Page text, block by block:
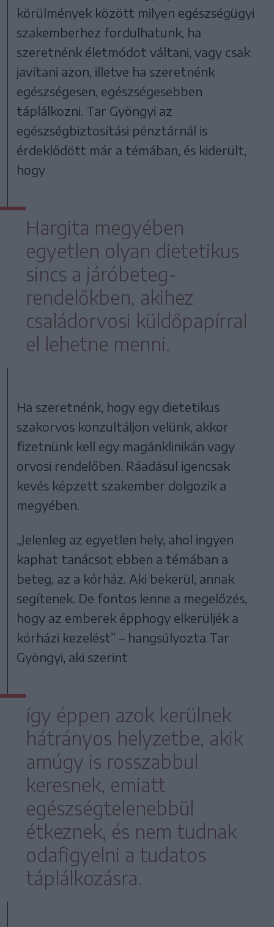
körülmények között milyen egészségügyi
szakemberhez fordulhatunk, ha
szeretnénk életmódot váltani, vagy csak
javítani azon, illetve ha szeretnénk
egészségesen, egészségesebben
táplálkozni. Tar Gyöngyi az
egészségbiztosítási pénztárnál is
érdeklődött már a témában, és kiderült,
hogy
Hargita megyében
egyetlen olyan dietetikus
sincs a járóbeteg-
rendelőkben, akihez
családorvosi küldőpapírral
el lehetne menni.
Ha szeretnénk, hogy egy dietetikus
szakorvos konzultáljon velünk, akkor
fizetnünk kell egy magánklinikán vagy
orvosi rendelőben. Ráadásul igencsak
kevés képzett szakember dolgozik a
megyében.
„Jelenleg az egyetlen hely, ahol ingyen
kaphat tanácsot ebben a témában a
beteg, az a kórház. Aki bekerül, annak
segítenek. De fontos lenne a megelőzés,
hogy az emberek épphogy elkerüljék a
kórházi kezelést” – hangsúlyozta Tar
Gyöngyi, aki szerint
így éppen azok kerülnek
hátrányos helyzetbe, akik
amúgy is rosszabbul
keresnek, emiatt
egészségtelenebbül
étkeznek, és nem tudnak
odafigyelni a tudatos
táplálkozásra.